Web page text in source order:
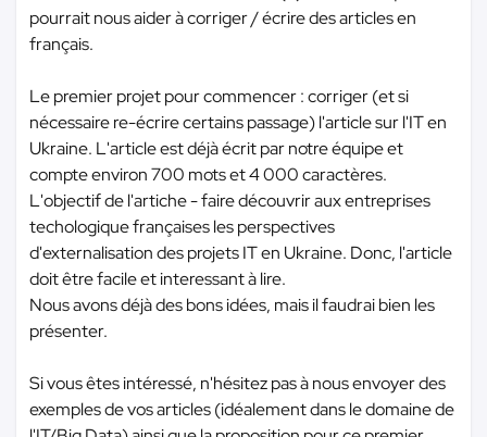
pourrait nous aider à corriger / écrire des articles en
français.
Le premier projet pour commencer : corriger (et si
nécessaire re-écrire certains passage) l'article sur l'IT en
Ukraine. L'article est déjà écrit par notre équipe et
compte environ 700 mots et 4 000 caractères.
L'objectif de l'artiche - faire découvrir aux entreprises
techologique françaises les perspectives
d'externalisation des projets IT en Ukraine. Donc, l'article
doit être facile et interessant à lire.
Nous avons déjà des bons idées, mais il faudrai bien les
présenter.
Si vous êtes intéressé, n'hésitez pas à nous envoyer des
exemples de vos articles (idéalement dans le domaine de